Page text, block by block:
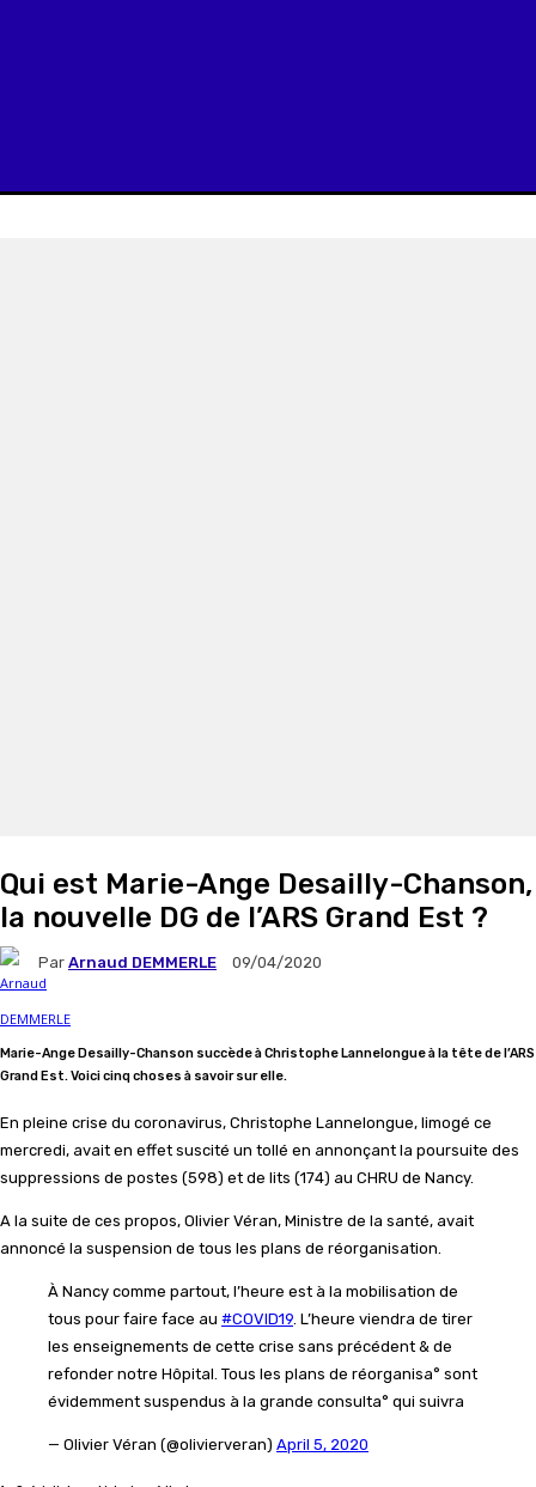
Qui est Marie-Ange Desailly-Chanson,
la nouvelle DG de l’ARS Grand Est ?
Par Arnaud DEMMERLE 09/04/2020
Marie-Ange Desailly-Chanson succède à Christophe Lannelongue à la tête de l’ARS
Grand Est. Voici cinq choses à savoir sur elle.
En pleine crise du coronavirus, Christophe Lannelongue, limogé ce
mercredi, avait en effet suscité un tollé en annonçant la poursuite des
suppressions de postes (598) et de lits (174) au CHRU de Nancy.
A la suite de ces propos, Olivier Véran, Ministre de la santé, avait
annoncé la suspension de tous les plans de réorganisation.
À Nancy comme partout, l’heure est à la mobilisation de
tous pour faire face au #COVID19. L’heure viendra de tirer
les enseignements de cette crise sans précédent & de
refonder notre Hôpital. Tous les plans de réorganisa° sont
évidemment suspendus à la grande consulta° qui suivra
— Olivier Véran (@olivierveran) April 5, 2020